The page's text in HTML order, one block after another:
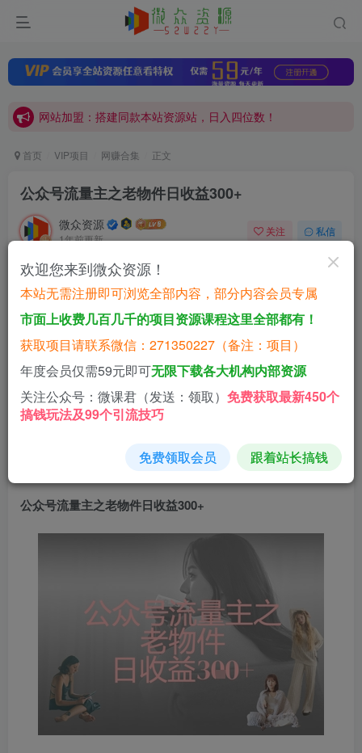
网站加盟：搭建同款本站资源站，日入四位数！
开通会员，无限下载各大机构内部资源，一站式草根创业基地，最新最强网赚教程大全，小投入，大回报！
网站加盟：搭建同款本站资源站，日入四位数！
首页 VIP项目 网赚合集 正文
公众号流量主之老物件日收益300+
微众资源
1年前更新
关注 私信
4
公众号流量主之老物件日收益300+
此内容为付费资源，请付费后查看
微分9.9
黄金会员免费 钻石会员免费
您当前未登录！建议登陆后购买，可保存购买订单
付费资源 已售 4
公众号流量主之老物件日收益300+
欢迎您来到微众资源！
本站无需注册即可浏览全部内容，部分内容会员专属
市面上收费几百几千的项目资源课程这里全部都有！
获取项目请联系微信：271350227（备注：项目）
年度会员仅需59元即可无限下载各大机构内部资源
关注公众号：微课君（发送：领取） 免费获取最新450个
搞钱玩法及99个引流技巧
免费领取会员 跟着站长搞钱